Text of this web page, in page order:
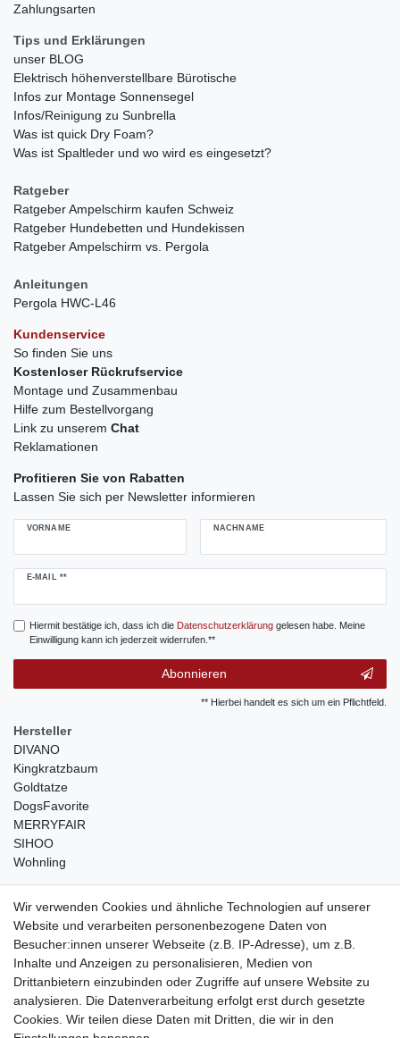
Zahlungsarten
Tips und Erklärungen
unser BLOG
Elektrisch höhenverstellbare Bürotische
Infos zur Montage Sonnensegel
Infos/Reinigung zu Sunbrella
Was ist quick Dry Foam?
Was ist Spaltleder und wo wird es eingesetzt?
Ratgeber
Ratgeber Ampelschirm kaufen Schweiz
Ratgeber Hundebetten und Hundekissen
Ratgeber Ampelschirm vs. Pergola
Anleitungen
Pergola HWC-L46
Kundenservice
So finden Sie uns
Kostenloser Rückrufservice
Montage und Zusammenbau
Hilfe zum Bestellvorgang
Link zu unserem Chat
Reklamationen
Profitieren Sie von Rabatten
Lassen Sie sich per Newsletter informieren
VORNAME NACHNAME
E-MAIL **
Newsletter
Hiermit bestätige ich, dass ich die Daten­schutz­erklärunggelesen habe. Meine
Einwilligung kann ich jederzeit widerrufen.**
Abonnieren
** Hierbei handelt es sich um ein Pflichtfeld.
Hersteller
DIVANO
Kingkratzbaum
Goldtatze
DogsFavorite
MERRYFAIR
SIHOO
Wohnling
weitere Shops
traumlampen- Lampen und Kronleuchter
kinderwagencenter- Exklusive und günstige Kinderwagen
gastrogeraete24- alles für Gastronomie und Imbiss
soziale Medien
Facebook
Wir verwenden Cookies und ähnliche Technologien auf unserer
Website und verarbeiten personenbezogene Daten von
Besucher:innen unserer Webseite (z.B. IP-Adresse), um z.B.
Inhalte und Anzeigen zu personalisieren, Medien von
Drittanbietern einzubinden oder Zugriffe auf unsere Website zu
analysieren. Die Datenverarbeitung erfolgt erst durch gesetzte
Cookies. Wir teilen diese Daten mit Dritten, die wir in den